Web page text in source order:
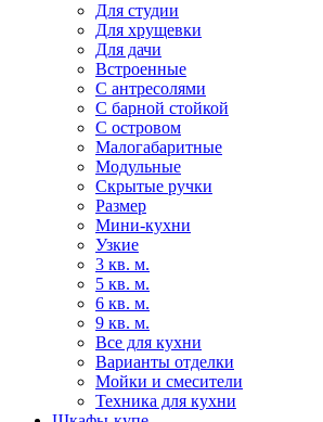
Для студии
Для хрущевки
Для дачи
Встроенные
С антресолями
С барной стойкой
С островом
Малогабаритные
Модульные
Скрытые ручки
Размер
Мини-кухни
Узкие
3 кв. м.
5 кв. м.
6 кв. м.
9 кв. м.
Все для кухни
Варианты отделки
Мойки и смесители
Техника для кухни